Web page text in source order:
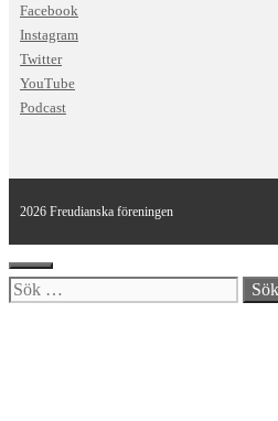
Facebook
Instagram
Twitter
YouTube
Podcast
2026 Freudianska föreningen
Stäng
Sök